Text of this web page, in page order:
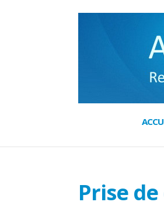
Prise